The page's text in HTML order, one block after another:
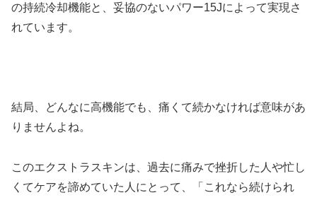
の持続冷却機能と、妥協のないパワー15Jによって実現さ
れています。
結局、どんなに高機能でも、痛くて続かなければ意味があ
りませんよね。
このエクストラスキンは、過去に痛みで挫折した人や忙し
くてケアを諦めていた人にとって、「これなら続けられ